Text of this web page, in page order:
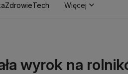
ZdrowieTech Więcej
wyrok na